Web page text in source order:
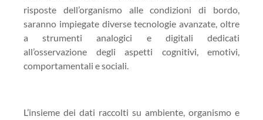
risposte dell’organismo alle condizioni di bordo,
saranno impiegate diverse tecnologie avanzate, oltre
a strumenti analogici e digitali dedicati
all’osservazione degli aspetti cognitivi, emotivi,
comportamentali e sociali.
L’insieme dei dati raccolti su ambiente, organismo e